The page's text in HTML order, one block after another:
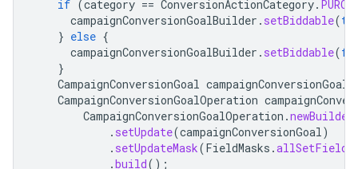
if (category == ConversionActionCategory.
campaignConversionGoalBuilder . setBiddable(
} else {
campaignConversionGoalBuilder . setBiddable(
}
CampaignConversionGoal campaignConversionGoal
CampaignConversionGoalOperation
CampaignConversionGoalOperation .newBuilder
. setUpdate(campaignConversionGoal)
. setUpdateMask(FieldMasks .
.build();